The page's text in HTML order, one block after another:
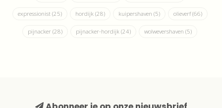
expressionist (25) hordijk (28) kuipershaven (5) olieverf(66)
pijnacker (28) pijnacker-hordijk (24) wolwevershaven (5)